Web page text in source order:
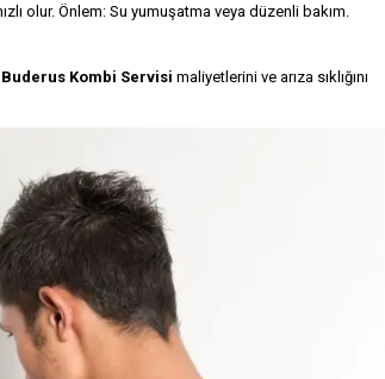
olur. Önlem: Su yumuşatma veya düzenli bakım.
Buderus Kombi Servisi maliyetlerini ve arıza sıklığını